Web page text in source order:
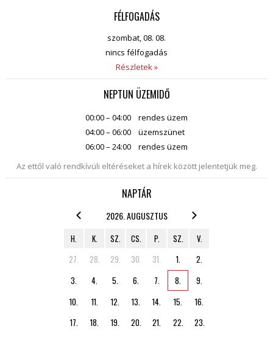
FÉLFOGADÁS
szombat, 08. 08.
nincs félfogadás
Részletek »
NEPTUN ÜZEMIDŐ
00:00 – 04:00
rendes üzem
04:00 – 06:00
üzemszünet
06:00 – 24:00
rendes üzem
Az ettől való rendkívüli eltéréseket a hírek között jelentetjük meg.
NAPTÁR
2026. AUGUSZTUS
H. K. SZ. CS. P. SZ.
V.
27.
28. 29. 30. 31. 1.
2.
3.
4. 5. 6. 7. 8.
9.
10.
11. 12. 13. 14. 15.
16.
17.
18. 19. 20. 21. 22.
23.